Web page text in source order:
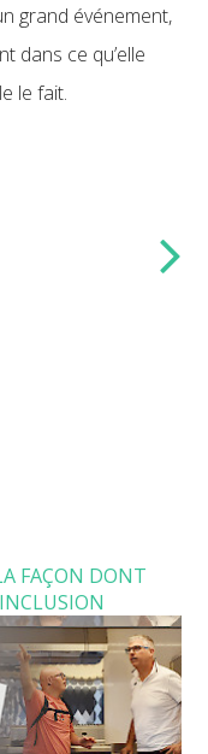
grand événement,
dans ce qu’elle
le fait.
FAÇON DONT